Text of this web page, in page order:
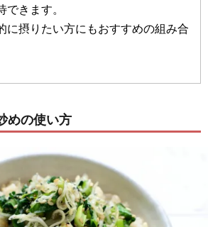
できます。
に摂りたい方にもおすすめの組み合
めの使い方